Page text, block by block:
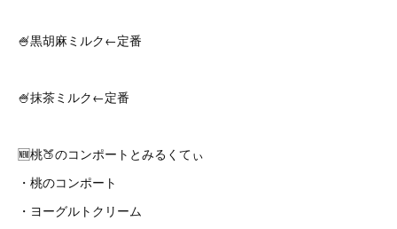
🍧黒胡麻ミルク←定番
🍧抹茶ミルク←定番
🆕桃🍑のコンポートとみるくてぃ
・桃のコンポート
・ヨーグルトクリーム